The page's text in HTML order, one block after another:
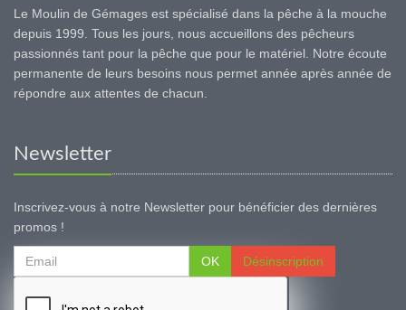
Le Moulin de Gémages est spécialisé dans la pêche à la mouche
depuis 1999. Tous les jours, nous accueillons des pêcheurs
passionnés tant pour la pêche que pour le matériel. Notre écoute
permanente de leurs besoins nous permet année après année de
répondre aux attentes de chacun.
Newsletter
Inscrivez-vous à notre Newsletter pour bénéficier des dernières
promos !
OK Désinscription